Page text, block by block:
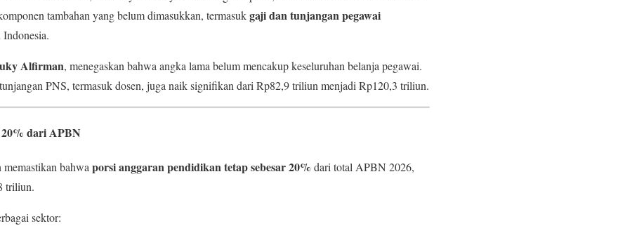
tambahan yang belum dimasukkan, termasukgaji dan tunjangan pegawai
Alfirman, menegaskan bahwa angka lama belum mencakup keseluruhan belanja pegawai.
PNS, termasuk dosen, juga naik signifikan dari Rp82,9 triliun menjadi Rp120,3 triliun.
dari APBN
bahwa porsi anggaran pendidikan tetap sebesar 20% dari total APBN 2026,
triliun.
sektor: